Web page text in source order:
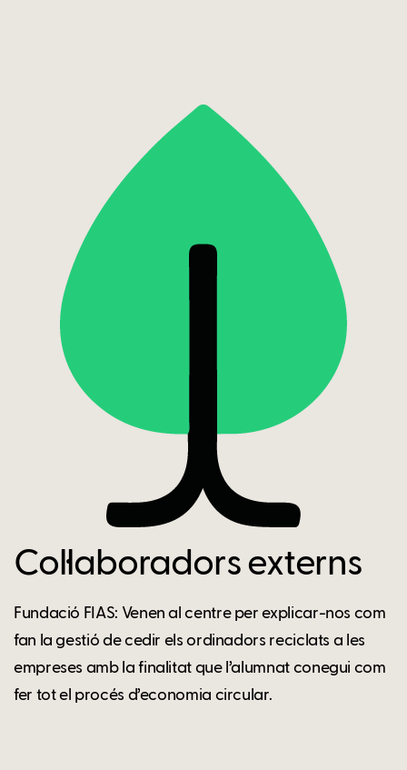
Col·laboradors externs
Fundació FIAS: Venen al centre per explicar-nos com
fan la gestió de cedir els ordinadors reciclats a les
empreses amb la finalitat que l’alumnat conegui com
fer tot el procés d’economia circular.